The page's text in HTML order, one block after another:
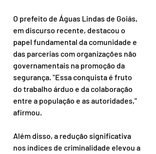
O prefeito de Águas Lindas de Goiás,
em discurso recente, destacou o
papel fundamental da comunidade e
das parcerias com organizações não
governamentais na promoção da
segurança. "Essa conquista é fruto
do trabalho árduo e da colaboração
entre a população e as autoridades,"
afirmou.
Além disso, a redução significativa
nos índices de criminalidade elevou a